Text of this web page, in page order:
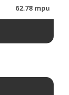
62.78 mpu